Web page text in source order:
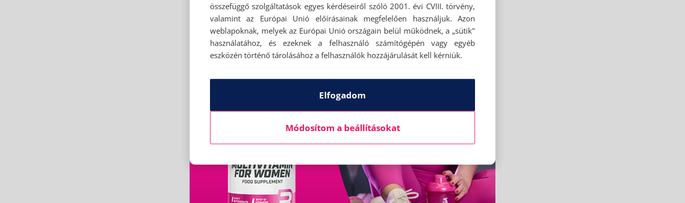
összefüggő szolgáltatások egyes kérdéseiről szóló 2001. évi CVIII. törvény,
valamint az Európai Unió előírásainak megfelelően használjuk. Azon
weblapoknak, melyek az Európai Unió országain belül működnek, a „sütik"
használatához, és ezeknek a felhasználó számítógépén vagy egyéb
eszközén történő tárolásához a felhasználók hozzájárulását kell kérniük.
Elfogadom
Módosítom a beállításokat